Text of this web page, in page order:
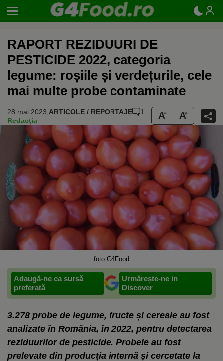
RAPORT REZIDUURI DE
PESTICIDE 2022, categoria
legume: roșiile și verdețurile, cele
mai multe probe contaminate
28 mai 2023, ARTICOLE / REPORTAJE
1
Redacția
foto G4Food
Adaugă-ne ca sursă
preferată
Urmărește-ne in
Discover
3.278 probe de legume, fructe și cereale au fost
analizate în România, în 2022, pentru detectarea
reziduurilor de pesticide. Probele au fost
prelevate din producția internă și cercetate la